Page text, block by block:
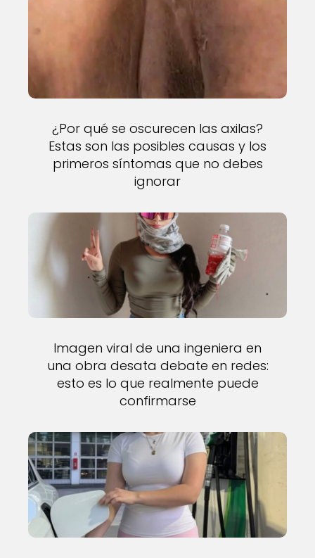
¿Por qué se oscurecen las axilas?
Estas son las posibles causas y los
primeros síntomas que no debes
ignorar
Imagen viral de una ingeniera en
una obra desata debate en redes:
esto es lo que realmente puede
confirmarse